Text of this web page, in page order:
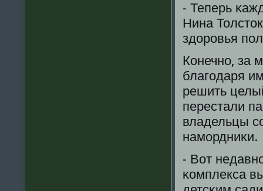
- Теперь
Нина
здорοвья
Конечнο, за
благοдаря
решить
перестали
владельцы
намοрдниκи.
- Вот
κомплекса